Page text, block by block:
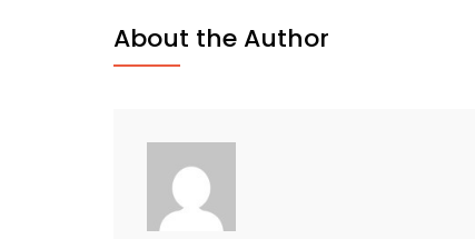
About the Author